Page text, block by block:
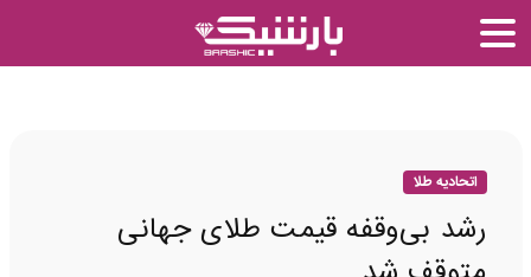
اتحادیه طلا
رشد بی‌وقفه قیمت طلای جهانی